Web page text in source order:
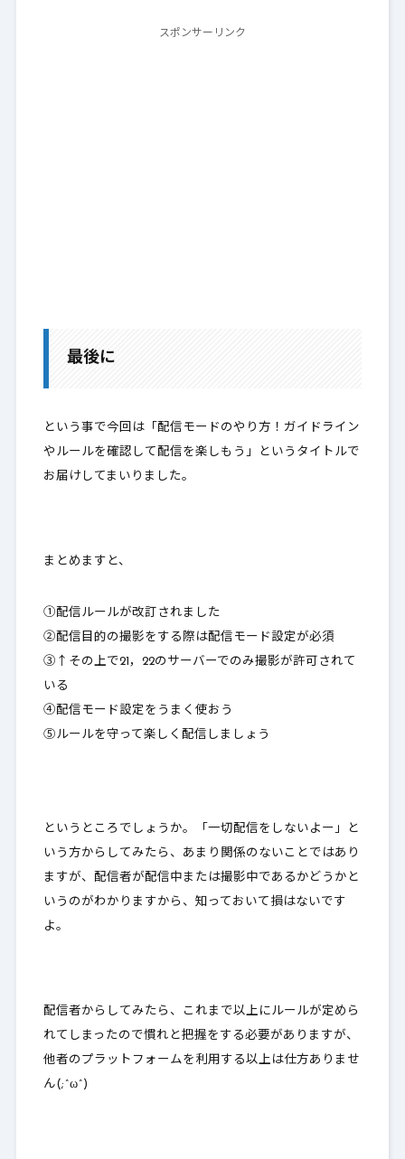
スポンサーリンク
最後に
という事で今回は「配信モードのやり方！ガイドライン
やルールを確認して配信を楽しもう」というタイトルで
お届けしてまいりました。
まとめますと、
①配信ルールが改訂されました
②配信目的の撮影をする際は配信モード設定が必須
③↑その上で21，22のサーバーでのみ撮影が許可されて
いる
④配信モード設定をうまく使おう
⑤ルールを守って楽しく配信しましょう
というところでしょうか。「一切配信をしないよー」と
いう方からしてみたら、あまり関係のないことではあり
ますが、配信者が配信中または撮影中であるかどうかと
いうのがわかりますから、知っておいて損はないです
よ。
配信者からしてみたら、これまで以上にルールが定めら
れてしまったので慣れと把握をする必要がありますが、
他者のプラットフォームを利用する以上は仕方ありませ
ん(;^ω^)